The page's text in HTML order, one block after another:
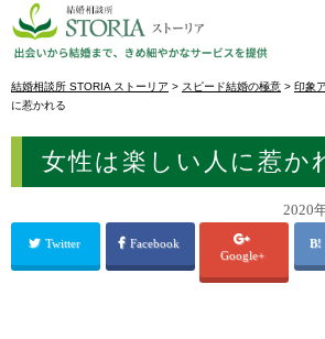
結婚相談所 STORIA ストーリア > スピード結婚の極意 > 印象
に惹かれる
女性は楽しい人に惹か
2020
Twitter
Facebook
Google+